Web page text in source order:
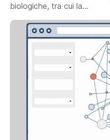
biologiche, tra cui la...